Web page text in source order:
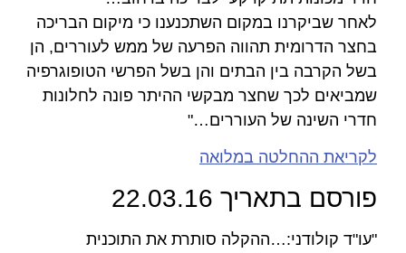
לאחר שביקרנו במקום השתכנענו כי מיקום הבריכה
בחצר הדרומית תהווה הפרעה של ממש לעוררים, הן
בשל הקרבה בין הבתים והן בשל הפרשי הטופוגרפיה
שמביאים לכך שחצר מבקשי ההיתר פונה לחלונות
חדרי השינה של העוררים…"
לקריאת ההחלטה במלואה
פורסם בתאריך 22.03.16
"עו"ד קולודני:…ההקלה סותרת את התוכנית